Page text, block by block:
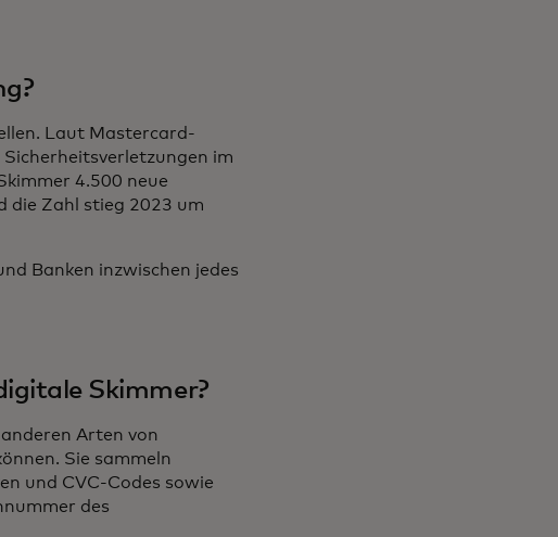
Laut Mastercard-
im
4.500 neue
die Zahl stieg 2023 um
Banken inzwischen jedes
Skimmer?
Arten von
Sie sammeln
und CVC-Codes sowie
des